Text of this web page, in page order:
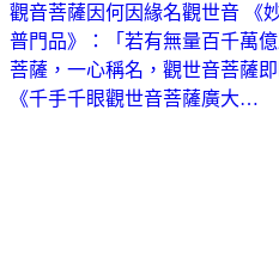
觀音菩薩因何因緣名觀世音 《
普門品》：「若有無量百千萬
菩薩，一心稱名，觀世音菩薩
《千手千眼觀世音菩薩廣大…